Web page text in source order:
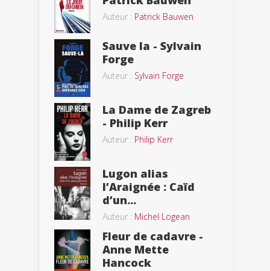
Auteur : Patrick Bauwen
Sauve la - Sylvain
Forge
Auteur : Sylvain Forge
La Dame de Zagreb
- Philip Kerr
Auteur : Philip Kerr
Lugon alias
l’Araignée : Caïd
d’un...
Auteur : Michel Logean
Fleur de cadavre -
Anne Mette
Hancock